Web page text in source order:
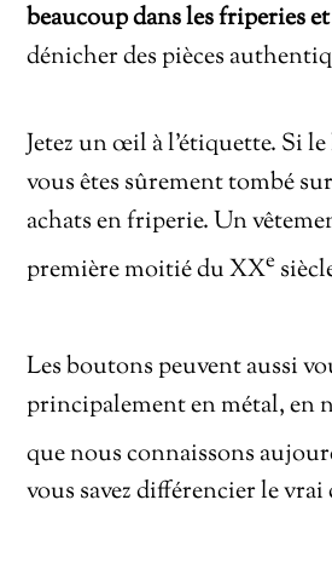
beaucoup dans les friperies
dénicher des pièces
Jetez un œil à l’étiquette. Si
vous êtes sûrement tombé
achats en friperie. Un
première moitié du XXe
Les boutons peuvent aussi
principalement en métal, en
que nous connaissons
vous savez différencier le